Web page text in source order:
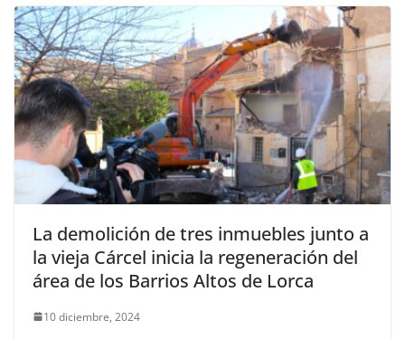
La demolición de tres inmuebles junto a
la vieja Cárcel inicia la regeneración del
área de los Barrios Altos de Lorca
10 diciembre, 2024